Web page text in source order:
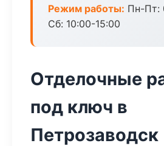
Режим работы: Пн-Пт:
Сб: 10:00-15:00
Отделочные
под ключ в
Петрозаводск